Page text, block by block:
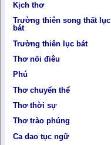
Kịch thơ
Trường thiên song thất lục
bát
Trường thiên lục bát
Thơ nối điêu
Phú
Thơ chuyển thể
Thơ thời sự
Thơ trào phúng
Ca dao tục ngữ